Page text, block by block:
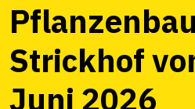
Strickhof
Juni 2026